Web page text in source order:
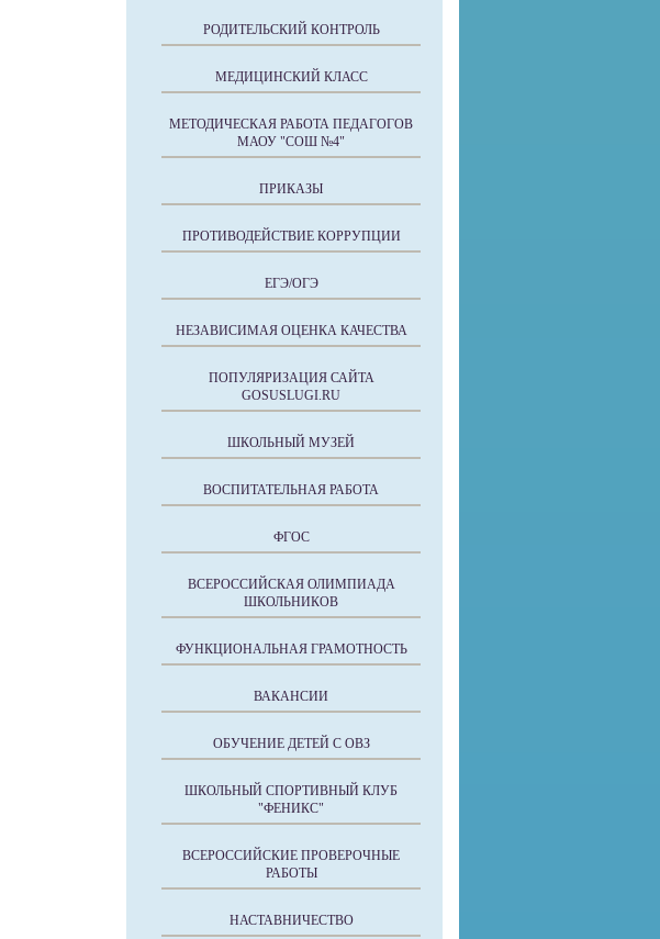
РОДИТЕЛЬСКИЙ КОНТРОЛЬ
МЕДИЦИНСКИЙ КЛАСС
МЕТОДИЧЕСКАЯ РАБОТА ПЕДАГОГОВ
МАОУ "СОШ №4"
ПРИКАЗЫ
ПРОТИВОДЕЙСТВИЕ КОРРУПЦИИ
ЕГЭ/ОГЭ
НЕЗАВИСИМАЯ ОЦЕНКА КАЧЕСТВА
ПОПУЛЯРИЗАЦИЯ САЙТА
GOSUSLUGI.RU
ШКОЛЬНЫЙ МУЗЕЙ
ВОСПИТАТЕЛЬНАЯ РАБОТА
ФГОС
ВСЕРОССИЙСКАЯ ОЛИМПИАДА
ШКОЛЬНИКОВ
ФУНКЦИОНАЛЬНАЯ ГРАМОТНОСТЬ
ВАКАНСИИ
ОБУЧЕНИЕ ДЕТЕЙ С ОВЗ
ШКОЛЬНЫЙ СПОРТИВНЫЙ КЛУБ
"ФЕНИКС"
ВСЕРОССИЙСКИЕ ПРОВЕРОЧНЫЕ
РАБОТЫ
НАСТАВНИЧЕСТВО